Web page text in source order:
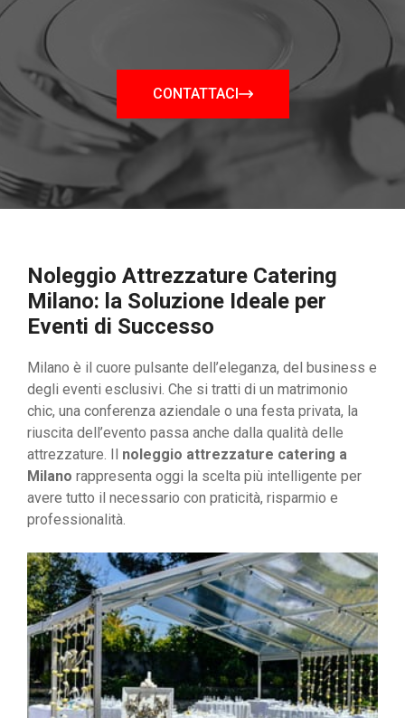
CONTATTACI
Noleggio Attrezzature Catering
Milano: la Soluzione Ideale per
Eventi di Successo
Milano è il cuore pulsante dell’eleganza, del business e
degli eventi esclusivi. Che si tratti di un matrimonio
chic, una conferenza aziendale o una festa privata, la
riuscita dell’evento passa anche dalla qualità delle
attrezzature. Il noleggio attrezzature catering a
Milano rappresenta oggi la scelta più intelligente per
avere tutto il necessario con praticità, risparmio e
professionalità.